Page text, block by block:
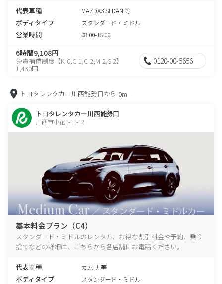
代表車種
MAZDA3 SEDAN 等
ボディタイプ スタンダード・ミドル
営業時間 08:00-18:00
6時間9,108円
免責補償制度【K-0,C-1,C-2,M-2,S-2】
1,430円
0120-00-5656
トヨタレンタカー川西能勢口から 0m
トヨタレンタカー川西能勢口
川西市小花1-11-12
基本料金プラン（C4）
スタンダード・ミドルのレンタル、お得な割引料金や予約、乗り
捨てなどの詳細は、こちらから各店舗にお電話ください。
代表車種 カムリ 等
ボディタイプ スタンダード・ミドル